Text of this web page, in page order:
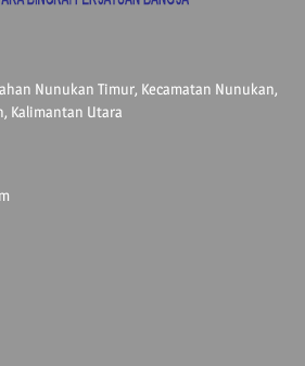
Nunukan Timur, Kecamatan Nunukan,
Kalimantan Utara